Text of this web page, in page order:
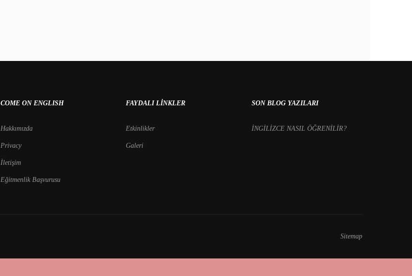
COME ON ENGLISH
Hakkımızda
Privacy
İletişim
Eğitmenlik Başvurusu
FAYDALI LINKLER
Etkinlikler
Galeri
SON BLOG YAZILARI
İNGİLİZCE NASIL ÖĞRENİLİR?
Sitemap